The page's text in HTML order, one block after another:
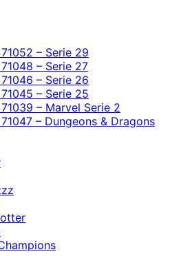
– Serie 29
– Serie 27
– Serie 26
– Serie 25
– Marvel Serie 2
– Dungeons & Dragons